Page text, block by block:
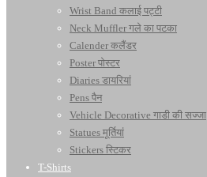
Wrist Band कलाई पट्टी
Neck Muffler गले का पटका
Calender कलैंडर
Poster पोस्टर
Diaries डायरियां
Pens पैन
Vehicle Decorative गाडी की सज्जा
Statues मूर्तियां
Stickers स्टिकर
T-Shirts